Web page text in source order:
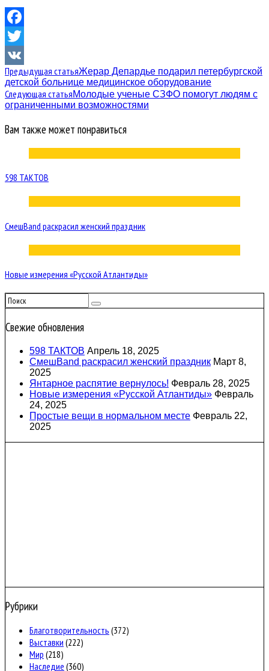
Facebook
Twitter
VK
Предыдущая статьяЖерар Депардье подарил петербургской
детской больнице медицинское оборудование
Следующая статьяМолодые ученые СЗФО помогут людям с
ограниченными возможностями
Вам также может понравиться
598 ТАКТОВ
СмешBand раскрасил женский праздник
Новые измерения «Русской Атлантиды»
Свежие обновления
598 ТАКТОВ Апрель 18, 2025
СмешBand раскрасил женский праздник Март 8,
2025
Янтарное распятие вернулось! Февраль 28, 2025
Новые измерения «Русской Атлантиды» Февраль
24, 2025
Простые вещи в нормальном месте Февраль 22,
2025
Рубрики
Благотворительность (372)
Выставки (222)
Мир (218)
Наследие (360)